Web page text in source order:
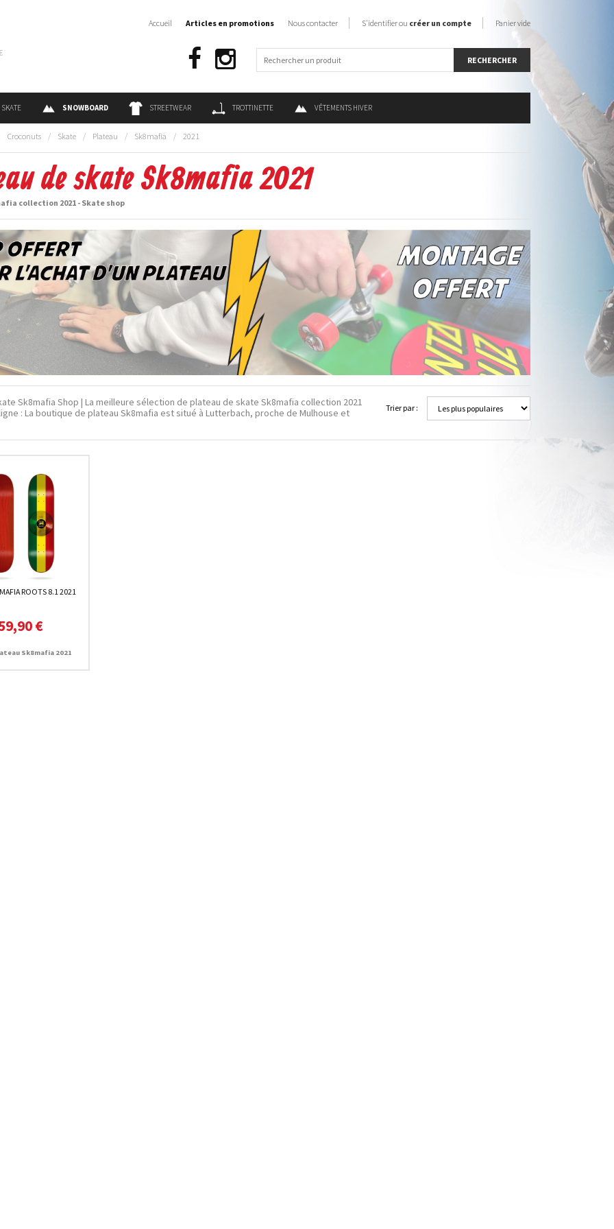
SKATE SNOWBOARD STREETWEAR TROTTINETTE VÊTEMENTS HIVER
Accueil Articles en promotions Nous contacter S'identifier ou créer un compte Panier vide
Croconuts / Skate / Plateau / Sk8mafia / 2021
de skate Sk8mafia 2021
collection 2021 - Skate shop
Trier par :
Sk8mafia Shop | La meilleure sélection de plateau de skate Sk8mafia collection 2021
: La boutique de plateau Sk8mafia est situé à Lutterbach, proche de Mulhouse et
ROOTS 8.1 2021
€
Sk8mafia 2021